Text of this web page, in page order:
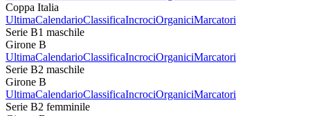
Coppa Italia
UltimaCalendarioClassificaIncrociOrganiciMarcatori
Serie B1 maschile
Girone B
UltimaCalendarioClassificaIncrociOrganiciMarcatori
Serie B2 maschile
Girone B
UltimaCalendarioClassificaIncrociOrganiciMarcatori
Serie B2 femminile